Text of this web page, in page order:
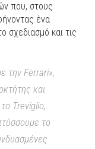
που, στους
ένα
σχεδιασμό και τις
την Ferrari»,
και
Treviglio,
το